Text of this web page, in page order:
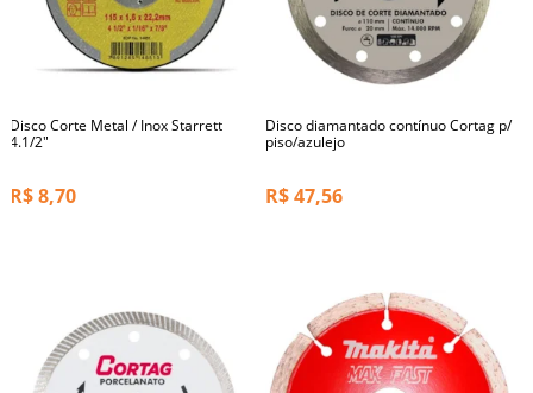
Disco Corte Metal / Inox Starrett
4.1/2"
R$8,70
Disco diamantado contínuo Cortag p/
piso/azulejo
R$47,56